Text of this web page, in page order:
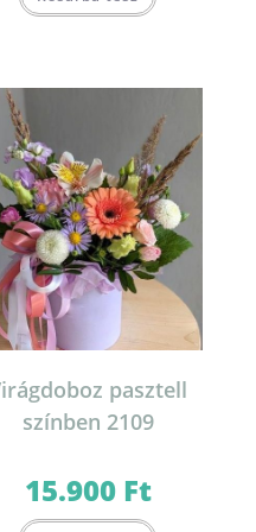
A
a
választhatók
ki
pasztell
színben 2109
15.900 Ft